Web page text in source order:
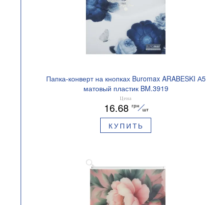
Папка-конверт на кнопках Buromax ARABESKI А5
матовый пластик BM.3919
Цена
16.68 грн
шт
КУПИТЬ